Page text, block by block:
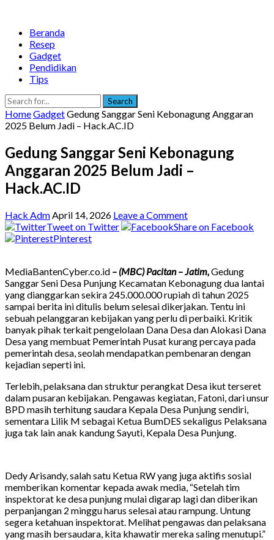
Beranda
Resep
Gadget
Pendidikan
Tips
Search
HomeGadgetGedung Sanggar Seni Kebonagung Anggaran
2025 Belum Jadi – Hack.AC.ID
Gedung Sanggar Seni Kebonagung
Anggaran 2025 Belum Jadi –
Hack.AC.ID
Hack AdmApril 14, 2026 Leave a Comment
Tweet on Twitter
Share on Facebook
Pinterest
MediaBantenCyber.co.id – (MBC) Pacitan – Jatim,Gedung
Sanggar Seni Desa Punjung Kecamatan Kebonagung dua lantai
yang dianggarkan sekira 245.000.000 rupiah di tahun 2025
sampai berita ini ditulis belum selesai dikerjakan. Tentu ini
sebuah pelanggaran kebijakan yang perlu di perbaiki. Kritik
banyak pihak terkait pengelolaan Dana Desa dan Alokasi Dana
Desa yang membuat Pemerintah Pusat kurang percaya pada
pemerintah desa, seolah mendapatkan pembenaran dengan
kejadian seperti ini.
Terlebih, pelaksana dan struktur perangkat Desa ikut terseret
dalam pusaran kebijakan. Pengawas kegiatan, Fatoni, dari unsur
BPD masih terhitung saudara Kepala Desa Punjung sendiri,
sementara Lilik M sebagai Ketua BumDES sekaligus Pelaksana
juga tak lain anak kandung Sayuti, Kepala Desa Punjung.
Dedy Arisandy, salah satu Ketua RW yang juga aktifis sosial
memberikan komentar kepada awak media, “Setelah tim
inspektorat ke desa punjung mulai digarap lagi dan diberikan
perpanjangan 2 minggu harus selesai atau rampung. Untung
segera ketahuan inspektorat. Melihat pengawas dan pelaksana
yang masih bersaudara, kita khawatir mereka saling menutupi.”